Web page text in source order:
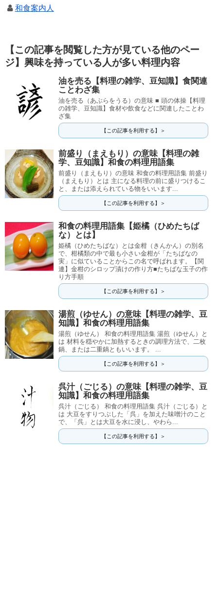
和食案内人
【この記事を閲覧した方が見ている他のペー
ジ】興味を持っている人が多い料理内容
油を売る【料理の雑学、豆知識】食関連
ことわざ集
油を売る（あぶらをうる）の意味 ■ 頭の体操【料理
の雑学、豆知識】食材や飲食などに関連したことわ
ざ集
【この記事を利用する】＞
前盛り（まえもり）の意味【料理の雑
学、豆知識】和食の料理用語集
前盛り（まえもり）の意味 和食の料理用語集 前盛り
（まえもり）とは 主になる料理の前に盛りつけるこ
と、または添えられている物をいいます...
【この記事を利用する】＞
和食の料理用語集【姫橘（ひめたちば
な）とは】
姫橘（ひめたちばな）とは金柑（きんかん）の別名
で、柑橘類の中で最も小さい金柑が「たちばなの
実」に似ていることからこの名で呼ばれます。【関
連】金柑のシロップ漬けの作り方■たちばな玉子の作
り方手順
【この記事を利用する】＞
湯煎（ゆせん）の意味【料理の雑学、豆
知識】和食の料理用語集
湯煎（ゆせん） 和食の料理用語集 湯煎（ゆせん）と
は 材料を穏やかに加熱するときの調理方法で、二枚
鍋、または二重鍋ともいいます。 ...
【この記事を利用する】＞
呉汁（ごじる）の意味【料理の雑学、豆
知識】和食の料理用語集
呉汁（ごじる） 和食の料理用語集 呉汁（ごじる）と
は 大豆をすりつぶした「呉」を加えた味噌汁のこと
で、「呉」とは大豆を水に浸し、やわら...
【この記事を利用する】＞